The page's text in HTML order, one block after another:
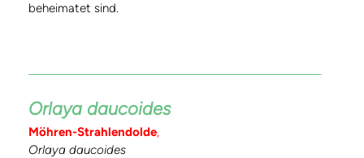
beheimatet sind.
Orlaya daucoides
Möhren-Strahlendolde,
Orlaya daucoides